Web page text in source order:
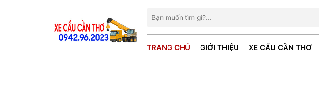
TRANG CHỦ GIỚI THIỆU XE CẨU CẦN THƠ